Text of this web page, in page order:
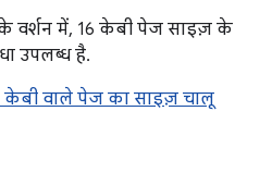
वर्शन में, 16 केबी पेज साइज़ के
उपलब्ध है.
केबी वाले पेज का साइज़ चालू